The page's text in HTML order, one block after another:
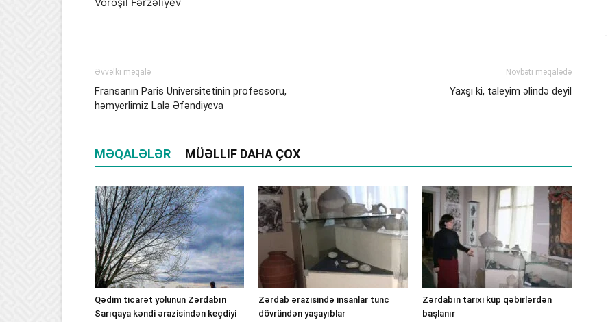
Əvvəlki məqalə
Fransanın Paris Universitetinin professoru,
həmyerlimiz Lalə Əfəndiyeva
Növbəti məqalədə
Yaxşı ki, taleyim əlində deyil
MƏQALƏLƏR MÜƏLLIF DAHA ÇOX
Qədim ticarət yolunun Zərdabın
Sarıqaya kəndi ərazisindən keçdiyi
Zərdab ərazisində insanlar tunc
dövründən yaşayıblar
Zərdabın tarixi küp qəbirlərdən
başlanır